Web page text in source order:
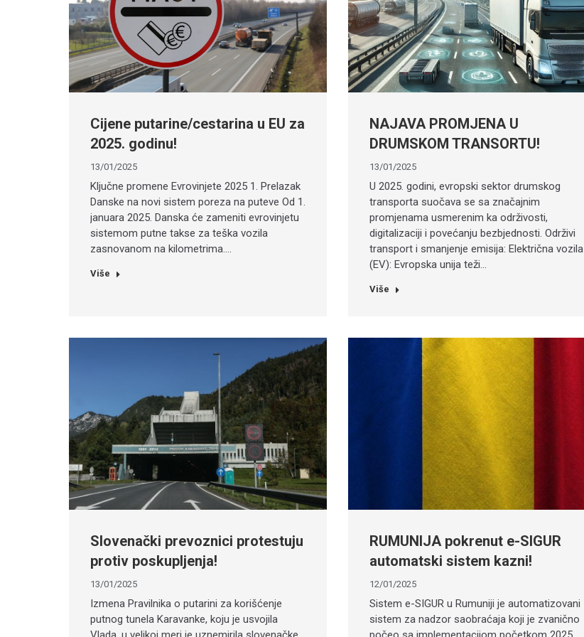
Cijene putarine/cestarina u EU za
2025. godinu!
13/01/2025
Ključne promene Evrovinjete 2025 1. Prelazak
Danske na novi sistem poreza na puteve Od 1.
januara 2025. Danska će zameniti evrovinjetu
sistemom putne takse za teška vozila
zasnovanom na kilometrima.…
Više
NAJAVA PROMJENA U
DRUMSKOM TRANSORTU!
13/01/2025
U 2025. godini, evropski sektor drumskog
transporta suočava se sa značajnim
promjenama usmerenim ka održivosti,
digitalizaciji i povećanju bezbjednosti. Održivi
transport i smanjenje emisija: Električna vozila
(EV): Evropska unija teži…
Više
Slovenački prevoznici protestuju
protiv poskupljenja!
13/01/2025
Izmena Pravilnika o putarini za korišćenje
putnog tunela Karavanke, koju je usvojila
RUMUNIJA pokrenut e-SIGUR
automatski sistem kazni!
12/01/2025
Sistem e-SIGUR u Rumuniji je automatizovani
sistem za nadzor saobraćaja koji je zvanično